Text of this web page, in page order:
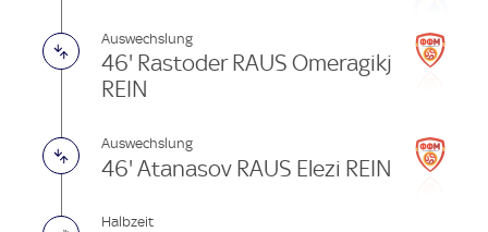
Auswechslung
46' Rastoder RAUS Omeragikj
REIN
Auswechslung
46' Atanasov RAUS Elezi REIN
Halbzeit